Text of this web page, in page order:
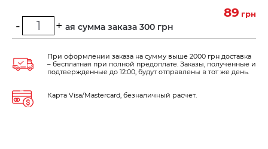
89 грн
Минимальная сумма заказа 300 грн
- +
При оформлении заказа на сумму выше 2000 грн доставка
– бесплатная при полной предоплате. Заказы, полученные и
подтвержденные до 12:00, будут отправлены в тот же день.
Карта Visa/Mastercard, безналичный расчет.